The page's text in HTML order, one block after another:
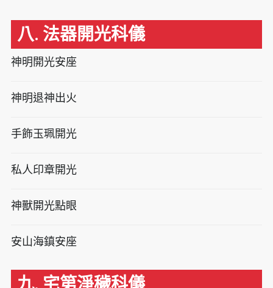
八. 法器開光科儀
神明開光安座
神明退神出火
手飾玉珮開光
私人印章開光
神獸開光點眼
安山海鎮安座